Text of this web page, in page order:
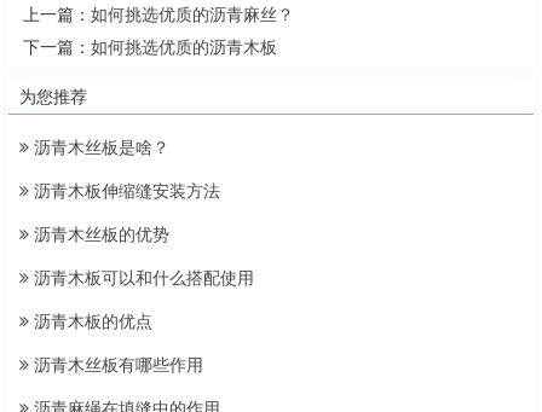
上一篇： 如何挑选优质的沥青麻丝？
下一篇： 如何挑选优质的沥青木板
为您推荐
沥青木丝板是啥？
沥青木板伸缩缝安装方法
沥青木丝板的优势
沥青木板可以和什么搭配使用
沥青木板的优点
沥青木丝板有哪些作用
沥青麻绳在填缝中的作用